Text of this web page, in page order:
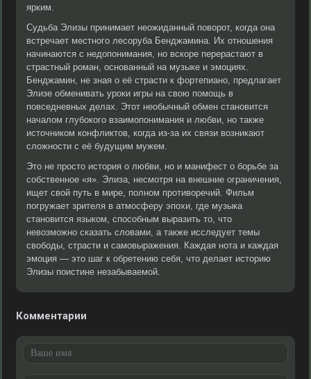
ярким.
Судьба Элизы принимает неожиданный поворот, когда она
встречает местного лесоруба Бенджамина. Их отношения
начинаются с недопонимания, но вскоре перерастают в
страстный роман, основанный на музыке и эмоциях.
Бенджамин, не зная о её страсти к фортепиано, предлагает
Элизе обменивать уроки игры на свою помощь в
повседневных делах. Этот необычный обмен становится
началом глубокого взаимопонимания и любви, но также
источником конфликтов, когда из-за их связи возникают
сложности с её будущим мужем.
Это не просто история о любви, но и манифест о борьбе за
собственное «я». Элиза, несмотря на внешние ограничения,
ищет свой путь в мире, полном противоречий. Фильм
погружает зрителя в атмосферу эпохи, где музыка
становится языком, способным выразить то, что
невозможно сказать словами, а также исследует темы
свободы, страсти и самовыражения. Каждая нота и каждая
эмоция — это шаг к обретению себя, что делает историю
Элизы поистине незабываемой.
Комментарии